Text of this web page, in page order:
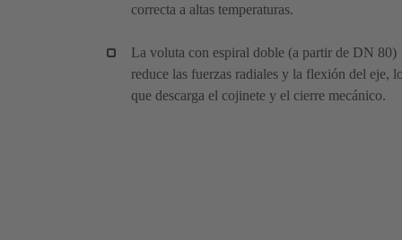
correcta a altas temperaturas.
La voluta con espiral doble (a partir de DN 80)
reduce las fuerzas radiales y la flexión del eje,
que descarga el cojinete y el cierre mecánico.